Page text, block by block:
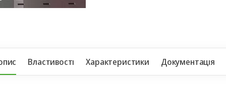
RTO-500
Властивості Характеристики Документація